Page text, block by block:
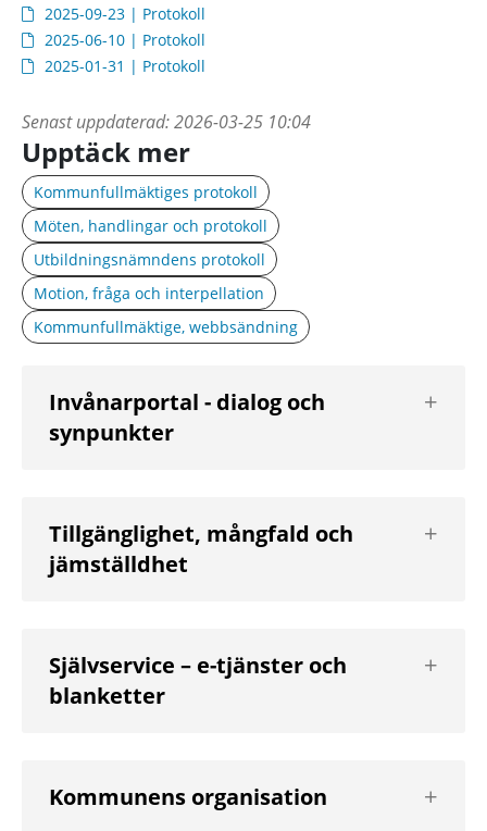
2025-09-23 | Protokoll
2025-06-10 | Protokoll
2025-01-31 | Protokoll
Senast uppdaterad:2026-03-25 10:04
Upptäck mer
Kommunfullmäktiges protokoll
Möten, handlingar och protokoll
Utbildningsnämndens protokoll
Motion, fråga och interpellation
Kommunfullmäktige, webbsändning
Invånarportal - dialog och
synpunkter
nästa
Tillgänglighet, mångfald och
jämställdhet
nästa
Självservice – e-tjänster och
blanketter
nästa
Kommunens organisation
nästa